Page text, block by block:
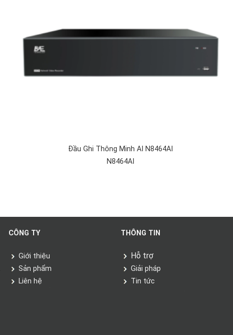
Đầu Ghi Thông Minh AI N8464AI
N8464AI
CÔNG TY
Giới thiệu
Sản phẩm
Liên hệ
THÔNG TIN
Hỗ trợ
Giải pháp
Tin tức